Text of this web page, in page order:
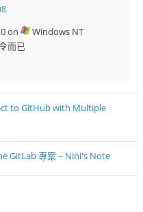
on
Windows NT
而已
to GitHub with Multiple
GitLab 專案 – Nini's Note